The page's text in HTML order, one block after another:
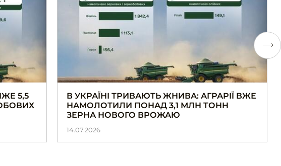
5,5
В УКРАЇНІ ТРИВАЮТЬ ЖНИВА: АГРАРІЇ ВЖЕ
НАМОЛОТИЛИ ПОНАД 3,1 МЛН ТОНН
ЗЕРНА НОВОГО ВРОЖАЮ
14.07.2026